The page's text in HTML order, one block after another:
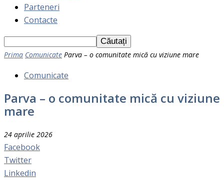
Parteneri
Contacte
Prima Comunicate Parva – o comunitate mică cu viziune mare
Comunicate
Parva – o comunitate mică cu viziune
mare
24 aprilie 2026
Facebook
Twitter
Linkedin